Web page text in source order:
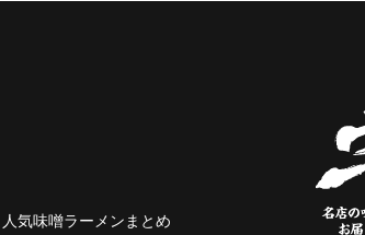
人気味噌ラーメンまとめ